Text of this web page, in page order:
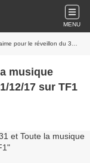
MENU
réveillon du 31/12/17 sur TF1
musique
12/17 sur TF1